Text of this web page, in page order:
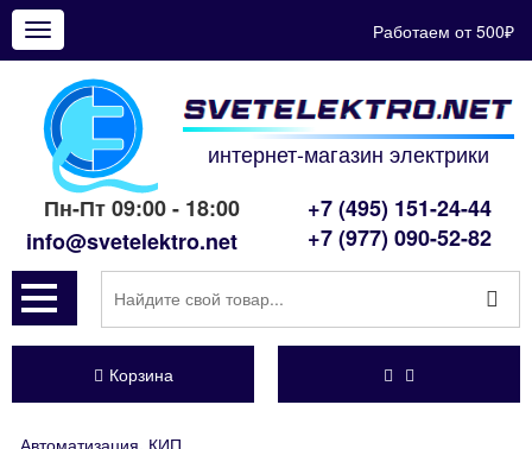
Показать
меню
Работаем от 500₽
интернет-магазин электрики
Пн-Пт 09:00 - 18:00
info@svetelektro.net
+7 (495) 151-24-44
+7 (977) 090-52-82
Корзина
Автоматизация, КИП